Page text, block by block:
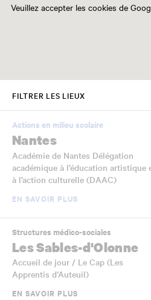
FILTRER LES LIEUX
Actions en milieu scolaire
Nantes
Académie de Nantes Délégation
académique à l’éducation artistique
à l’action culturelle (DAAC)
EN SAVOIR PLUS
Structures médico-sociales
Les Sables-d'Olonne
Accueil de jour / Le Cap (Les
Apprentis d’Auteuil)
EN SAVOIR PLUS